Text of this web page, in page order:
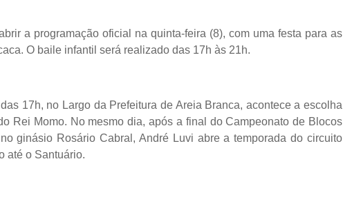
a programação oficial na quinta-feira (8), com uma festa para as
O baile infantil será realizado das 17h às 21h.
17h, no Largo da Prefeitura de Areia Branca, acontece a escolha
Rei Momo. No mesmo dia, após a final do Campeonato de Blocos
ginásio Rosário Cabral, André Luvi abre a temporada do circuito
até o Santuário.